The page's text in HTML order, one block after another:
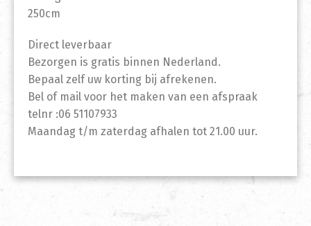
250cm
Direct leverbaar
Bezorgen is gratis binnen Nederland.
Bepaal zelf uw korting bij afrekenen.
Bel of mail voor het maken van een afspraak
telnr :06 51107933
Maandag t/m zaterdag afhalen tot 21.00 uur.